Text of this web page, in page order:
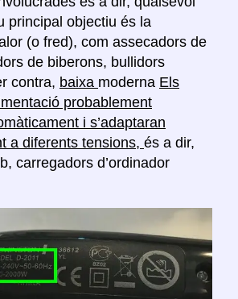
principal objectiu és la
(o fred), com assecadors de
de biberons, bullidors
contra, baixa moderna Els
probablement
i s’adaptaran
a diferents tensions, és a dir,
carregadors d’ordinador